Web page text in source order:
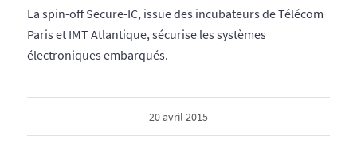
La spin-off Secure-IC, issue des incubateurs de Télécom
Paris et IMT Atlantique, sécurise les systèmes
électroniques embarqués.
20 avril 2015